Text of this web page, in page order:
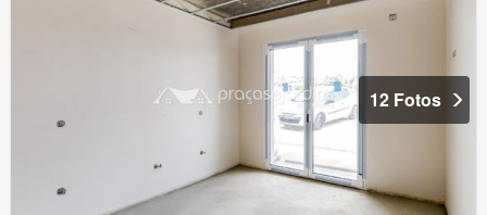
12 Fotos